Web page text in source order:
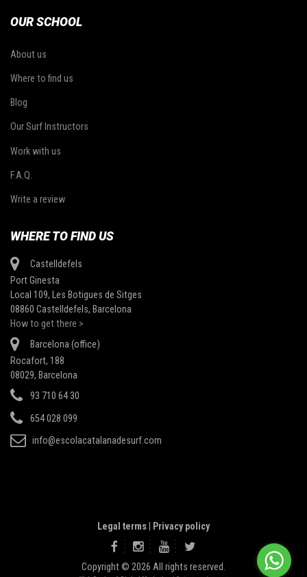
OUR SCHOOL
About us
Where to find us
Blog
Our Surf Instructors
Work with us
F.A.Q.
Write a review
WHERE TO FIND US
Castelldefels
Port Ginesta
Local 109, Les Botigues de Sitges
08860 Castelldefels, Barcelona
How to get there >
Barcelona (office)
Rocafort, 188
08029, Barcelona
93 710 64 30
654 028 099
info@escolacatalanadesurf.com
Legal terms Privacy policy
Copyright © 2026 All rights reserved.